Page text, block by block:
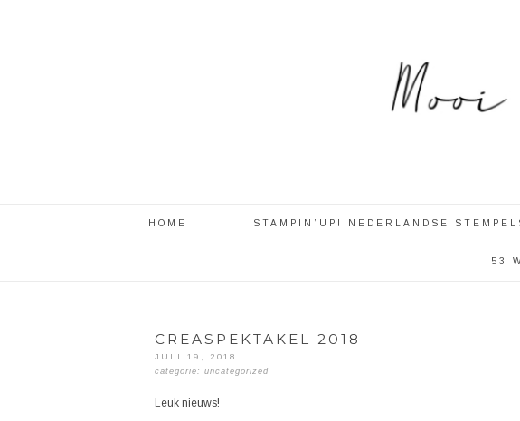
HOME STAMPIN’UP! NEDERLANDSE
53
CREASPEKTAKEL 2018
JULI 19, 2018
categorie: uncategorized
Leuk nieuws!